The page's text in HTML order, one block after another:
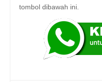
tombol dibawah ini.